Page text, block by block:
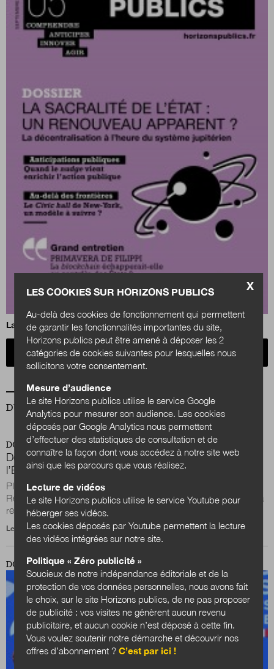
La sacralité de l’État, un renouveau apparent ?
Acheter
DU MÊME AUTEUR
DOSSIER
Développement économique : refondons le pacte entre
l’État et les collectivités territoriales
Plusieurs chantiers annoncés par le président de la
République en matière économique interrogent directement la
relation entre l’État et les...
Le 6 novembre 2022
DOSSIER
X
LES COOKIES SUR HORIZONS PUBLICS
Au-delà des cookies de fonctionnement qui permettent
de garantir les fonctionnalités importantes du site,
Horizons publics peut être amené à déposer les 2
catégories de cookies suivantes pour lesquelles nous
sollicitons votre consentement.
Mesure d’audience
Le site Horizons publics utilise le service Google
Analytics pour mesurer son audience. Les cookies
déposés par Google Analytics nous permettent
d’effectuer des statistiques de consultation et de
connaître la façon dont vous accédez à notre site web
ainsi que les parcours que vous réalisez.
Lecture de vidéos
Le site Horizons publics utilise le service Youtube pour
héberger ses vidéos.
Les cookies déposés par Youtube permettent la lecture
des vidéos intégrées sur notre site.
Politique « Zéro publicité »
Soucieux de notre indépendance éditoriale et de la
protection de vos données personnelles, nous avons fait
le choix, sur le site Horizons publics, de ne pas proposer
de publicité : vos visites ne génèrent aucun revenu
publicitaire, et aucun cookie n’est déposé à cette fin.
Vous voulez soutenir notre démarche et découvrir nos
offres d’abonnement ? C’est par ici !